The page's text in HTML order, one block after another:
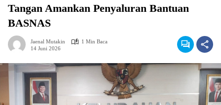
Tangan Amankan Penyaluran Bantuan
BASNAS
Jaenal Mutakin
1 Min Baca
14 Juni 2026